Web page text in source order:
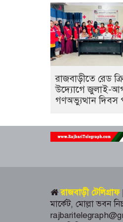
রাজবাড়ীতে রেড
উদ্যোগে জুলাই-
গণঅভ্যুত্থান দিবস
রাজবাড়ী টেলিগ্রাফ
মার্কেট, মোল্লা ভবন